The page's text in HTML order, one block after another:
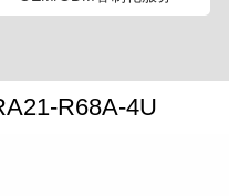
R68A-4U